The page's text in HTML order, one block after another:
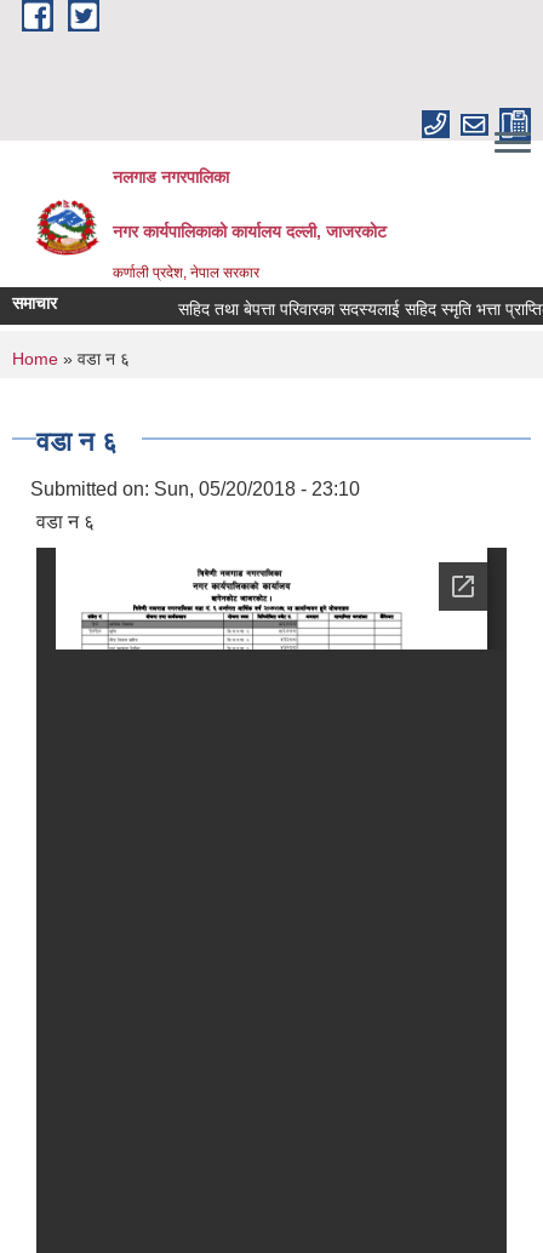
Skip to main content
नलगाड नगरपालिका
नगर कार्यपालिकाको कार्यालय दल्ली, जाजरकाेट
कर्णाली प्रदेश, नेपाल सरकार
समाचार सहिद तथा बेपत्ता परिवारका सदस्यलाई सहिद स्मृति भत्ता प्राप्तिको
You are here
Home » वडा न ६
वडा न ६
Submitted on: Sun, 05/20/2018 - 23:10
वडा न ६